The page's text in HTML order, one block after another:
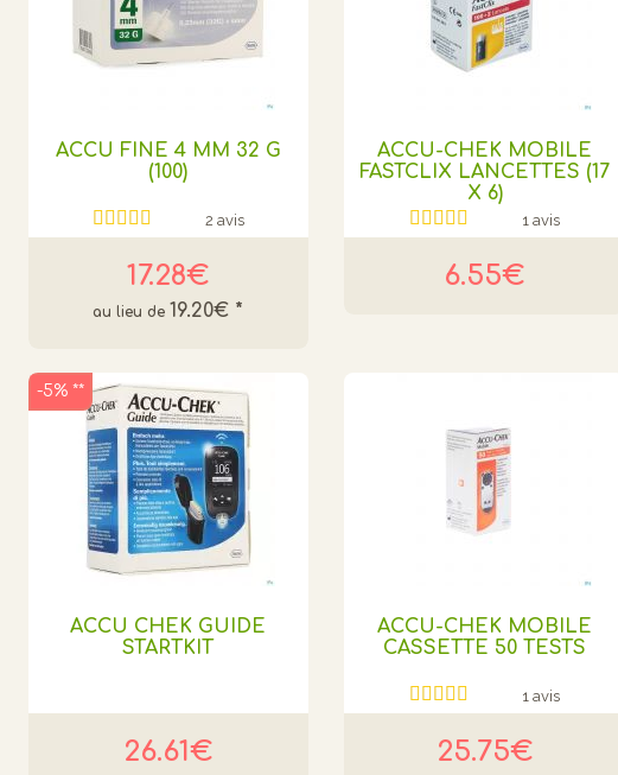
ACCU FINE 4 MM 32 G
(100)
2 avis
17.28€
19.20€ *
ACCU-CHEK MOBILE
FASTCLIX LANCETTES (17
X 6)
1 avis
6.55€
ACCU CHEK GUIDE
STARTKIT
26.61€
-5% **
ACCU-CHEK MOBILE
CASSETTE 50 TESTS
1 avis
25.75€